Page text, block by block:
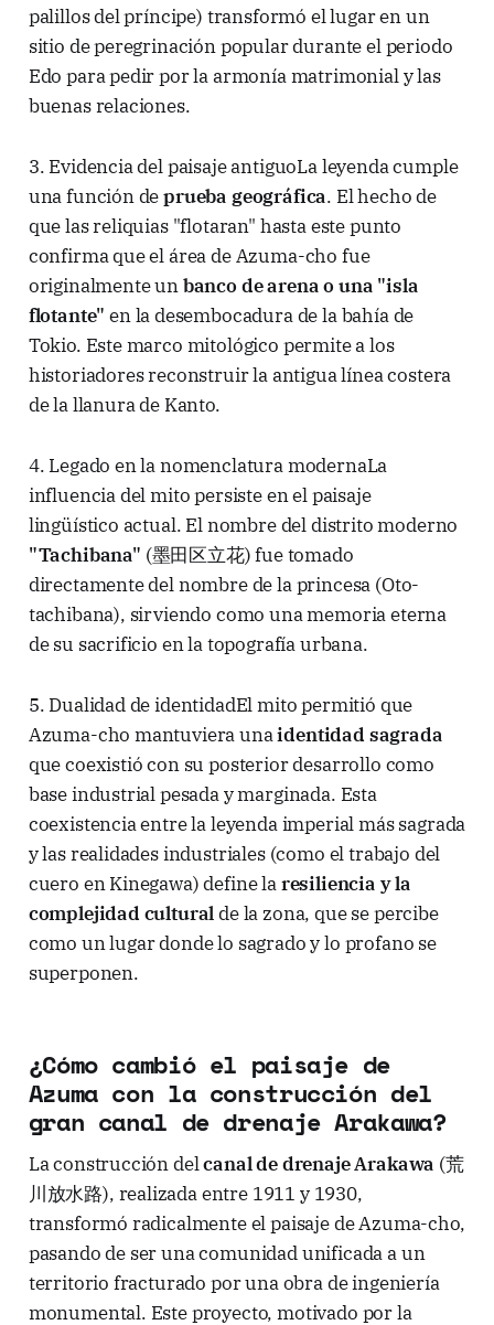
palillos del príncipe) transformó el lugar en un
sitio de peregrinación popular durante el periodo
Edo para pedir por la armonía matrimonial y las
buenas relaciones.
3. Evidencia del paisaje antiguoLa leyenda cumple
una función deprueba geográfica. El hecho de
que las reliquias "flotaran" hasta este punto
confirma que el área de Azuma-cho fue
originalmente unbanco de arena o una "isla
flotante" en la desembocadura de la bahía de
Tokio. Este marco mitológico permite a los
historiadores reconstruir la antigua línea costera
de la llanura de Kanto.
4. Legado en la nomenclatura modernaLa
influencia del mito persiste en el paisaje
lingüístico actual. El nombre del distrito moderno
"Tachibana" (墨田区立花) fue tomado
directamente del nombre de la princesa (Oto-
tachibana), sirviendo como una memoria eterna
de su sacrificio en la topografía urbana.
5. Dualidad de identidadEl mito permitió que
Azuma-cho mantuviera unaidentidad sagrada
que coexistió con su posterior desarrollo como
base industrial pesada y marginada. Esta
coexistencia entre la leyenda imperial más sagrada
y las realidades industriales (como el trabajo del
cuero en Kinegawa) define laresiliencia y la
complejidad culturalde la zona, que se percibe
como un lugar donde lo sagrado y lo profano se
superponen.
¿Cómo cambió el paisaje de
Azuma con la construcción del
gran canal de drenaje Arakawa?
La construcción delcanal de drenaje Arakawa (荒
川放水路), realizada entre 1911 y 1930,
transformó radicalmente el paisaje de Azuma-cho,
pasando de ser una comunidad unificada a un
territorio fracturado por una obra de ingeniería
monumental. Este proyecto, motivado por la